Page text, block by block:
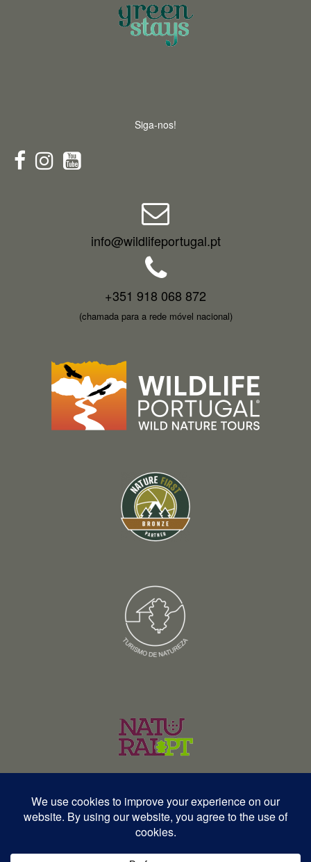
Siga-nos!
info@wildlifeportugal.pt
+351 918 068 872
(chamada para a rede móvel nacional)
RNAVT 12577 | RNAAT 369/2025